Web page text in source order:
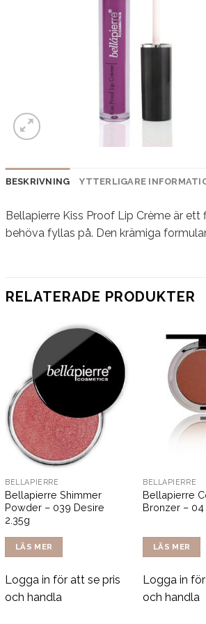
BESKRIVNING YTTERLIGARE
Bellapierre Kiss Proof Lip Crème är
behöva fyllas på. Den krämiga
RELATERADE PRODUKTER
BELLÁPIERRE
Bellapierre Shimmer
Powder – 039 Desire
2.35g
LÄS MER
Logga in för att se pris
och handla
BELLÁPIERRE
Bellapierre
Bronzer – 04
LÄS MER
Logga in
och handla